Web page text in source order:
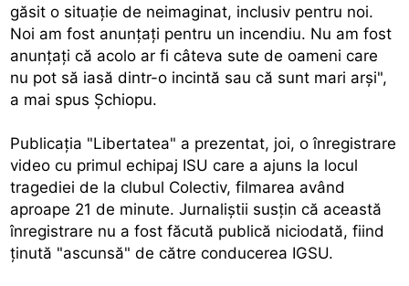
găsit o situaţie de neimaginat, inclusiv pentru noi.
Noi am fost anunţaţi pentru un incendiu. Nu am fost
anunţaţi că acolo ar fi câteva sute de oameni care
nu pot să iasă dintr-o incintă sau că sunt mari arşi",
a mai spus Şchiopu.
Publicaţia "Libertatea" a prezentat, joi, o înregistrare
video cu primul echipaj ISU care a ajuns la locul
tragediei de la clubul Colectiv, filmarea având
aproape 21 de minute. Jurnaliştii susţin că această
înregistrare nu a fost făcută publică niciodată, fiind
ţinută "ascunsă" de către conducerea IGSU.